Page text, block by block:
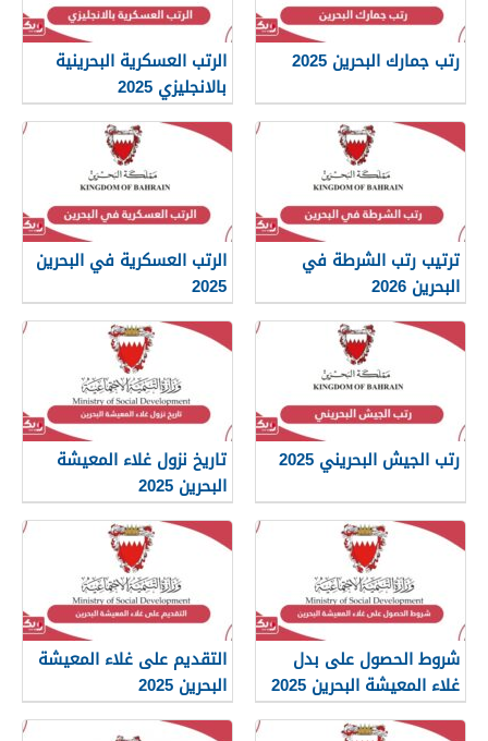
رتب جمارك البحرين 2025
الرتب العسكرية البحرينية
بالانجليزي 2025
ترتيب رتب الشرطة في
البحرين 2026
الرتب العسكرية في البحرين
2025
رتب الجيش البحريني 2025
تاريخ نزول غلاء المعيشة
البحرين 2025
شروط الحصول على بدل
غلاء المعيشة البحرين 2025
التقديم على غلاء المعيشة
البحرين 2025